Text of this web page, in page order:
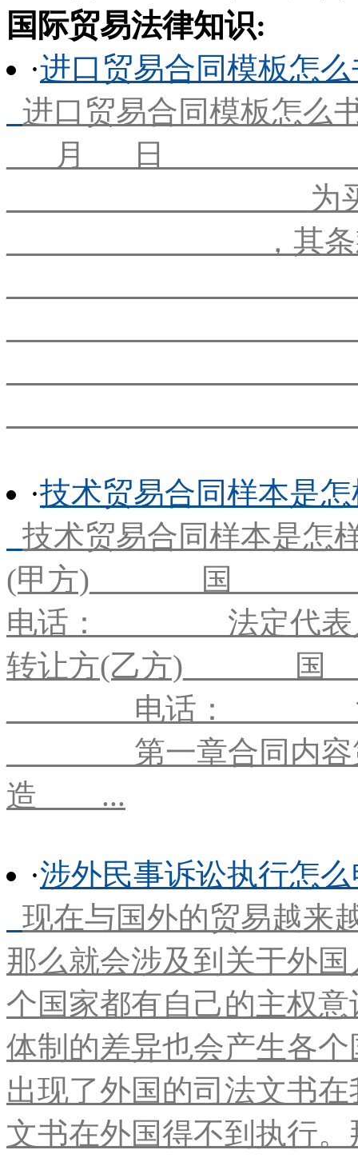
国际贸易法律知识:
·进口贸易合同模板怎
进口贸易合同模板怎么
___月___日
___________________
________________，其
·技术贸易合同样本是
技术贸易合同样本是怎
(甲方)_______国
电话：________法定代
转让方(乙方)_______国
________电话：
________第一章合同内
造____...
·涉外民事诉讼执行怎
现在与国外的贸易越来
那么就会涉及到关于外
个国家都有自己的主权
体制的差异也会产生各
出现了外国的司法文书
文书在外国得不到执行